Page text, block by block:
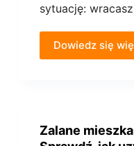
sytuację:
Dowiedz się
Zalane